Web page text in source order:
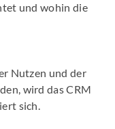
und wohin die
Nutzen und der
wird das CRM
sich.